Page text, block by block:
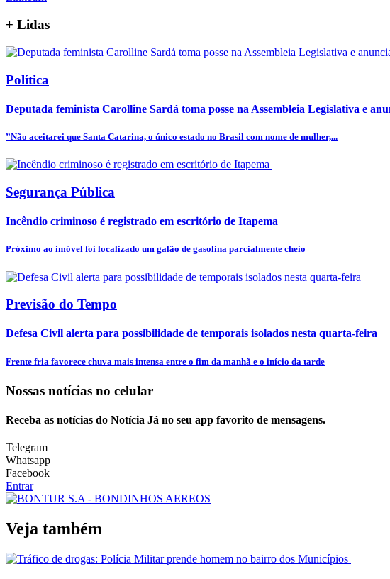
+ Lidas
Política
Deputada feminista Carolline Sardá toma posse na Assembleia Legislativa e
”Não aceitarei que Santa Catarina, o único estado no Brasil com nome de mulher,...
Segurança Pública
Incêndio criminoso é registrado em escritório de Itapema
Próximo ao imóvel foi localizado um galão de gasolina parcialmente cheio
Previsão do Tempo
Defesa Civil alerta para possibilidade de temporais isolados nesta quarta-feira
Frente fria favorece chuva mais intensa entre o fim da manhã e o início da tarde
Nossas notícias no celular
Receba as notícias do Notícia Já no seu app favorito de mensagens.
Telegram
Whatsapp
Facebook
Entrar
Veja também